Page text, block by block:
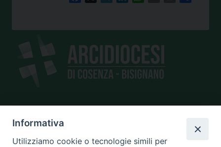
SEDE
piazza Giano Parrasio, 16
Informativa
Utilizziamo cookie o tecnologie simili per